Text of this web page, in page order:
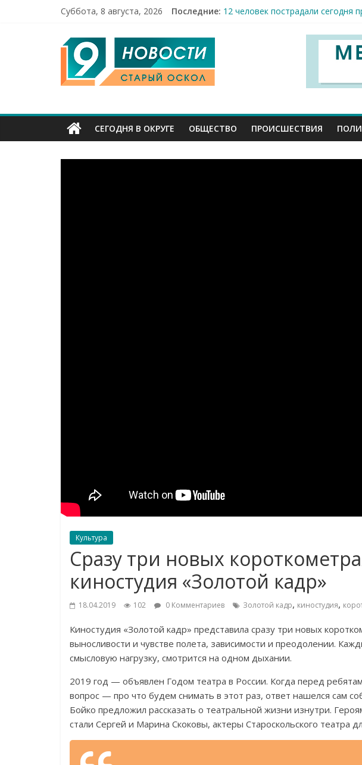
Суббота, 8 августа, 2026 Последние: 12 человек пострадали сегодня
Строители принимают
Праздник спорта и достижений:
Бесплатная арт-мастерская
9
Канал
Старый
Оскол
СЕГОДНЯ В ОКРУГЕ ОБЩЕСТВО ПРОИСШЕСТВИЯ
Культура
Сразу три новых
киностудия «Золотой кадр»
18.04.2019 102 0 Комментариев Золотой кадр, киностудия,
Киностудия «Золотой кадр» представила сразу три новых
выносливости и чувстве полета, зависимости и преодолении.
смысловую нагрузку, смотрится на одном дыхании.
2019 год — объявлен Годом театра в России. Когда перед
вопрос — про что будем снимать в этот раз, ответ нашелся сам
Бойко предложил рассказать о театральной жизни изнутри.
стали Сергей и Марина Скоковы, актеры Староскольского театра